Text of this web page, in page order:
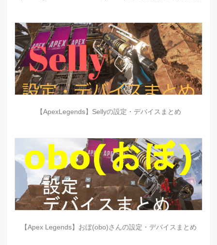
【ApexLegends】Sellyの設定・デバイスまとめ
【Apex Legends】おぼ(obo)さんの設定・デバイスまとめ